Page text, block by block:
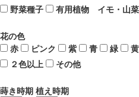
野菜種子
有用植物 イモ・山
花の色
赤
ピンク 紫 青 緑 黄
２色以上
その他
蒔き時期 植え時期